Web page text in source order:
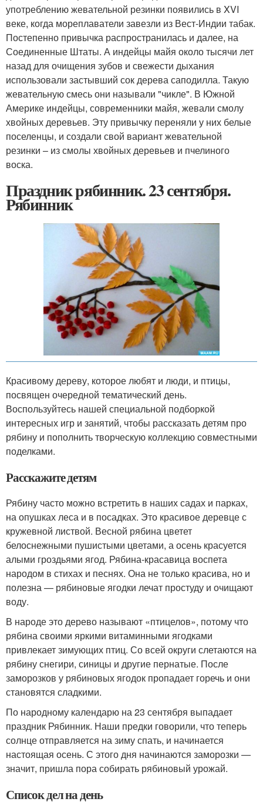
употреблению жевательной резинки появились в XVI
веке, когда мореплаватели завезли из Вест-Индии табак.
Постепенно привычка распространилась и далее, на
Соединенные Штаты. А индейцы майя около тысячи лет
назад для очищения зубов и свежести дыхания
использовали застывший сок дерева саподилла. Такую
жевательную смесь они называли "чикле". В Южной
Америке индейцы, современники майя, жевали смолу
хвойных деревьев. Эту привычку переняли у них белые
поселенцы, и создали свой вариант жевательной
резинки – из смолы хвойных деревьев и пчелиного
воска.
Праздник рябинник. 23 сентября.
Рябинник
Красивому дереву, которое любят и люди, и птицы,
посвящен очередной тематический день.
Воспользуйтесь нашей специальной подборкой
интересных игр и занятий, чтобы рассказать детям про
рябину и пополнить творческую коллекцию совместными
поделками.
Расскажите детям
Рябину часто можно встретить в наших садах и парках,
на опушках леса и в посадках. Это красивое деревце с
кружевной листвой. Весной рябина цветет
белоснежными пушистыми цветами, а осень красуется
алыми гроздьями ягод. Рябина-красавица воспета
народом в стихах и песнях. Она не только красива, но и
полезна — рябиновые ягодки лечат простуду и очищают
воду.
В народе это дерево называют «птицелов», потому что
рябина своими яркими витаминными ягодками
привлекает зимующих птиц. Со всей округи слетаются на
рябину снегири, синицы и другие пернатые. После
заморозков у рябиновых ягодок пропадает горечь и они
становятся сладкими.
По народному календарю на 23 сентября выпадает
праздник Рябинник. Наши предки говорили, что теперь
солнце отправляется на зиму спать, и начинается
настоящая осень. С этого дня начинаются заморозки —
значит, пришла пора собирать рябиновый урожай.
Список дел на день